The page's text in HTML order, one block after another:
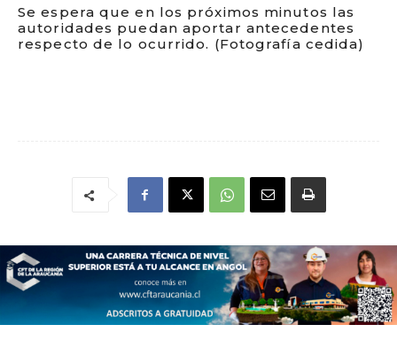
Se espera que en los próximos minutos las
autoridades puedan aportar antecedentes
respecto de lo ocurrido. (Fotografía cedida)